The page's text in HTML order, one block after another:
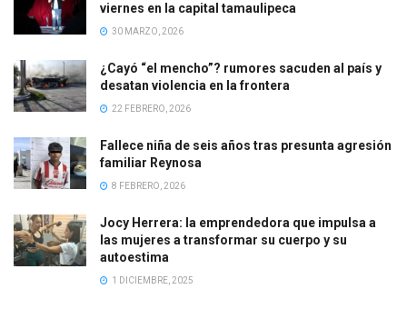
viernes en la capital tamaulipeca
30 MARZO, 2026
¿Cayó “el mencho”? rumores sacuden al país y
desatan violencia en la frontera
22 FEBRERO, 2026
Fallece niña de seis años tras presunta agresión
familiar Reynosa
8 FEBRERO, 2026
Jocy Herrera: la emprendedora que impulsa a
las mujeres a transformar su cuerpo y su
autoestima
1 DICIEMBRE, 2025